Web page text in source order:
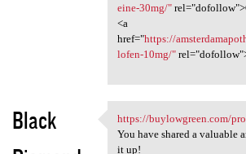
eine-30mg/"
<a
href="https://
lofen-10mg/"
Black
https://
https://buylowgreen.com/
You have shared a valuable
it up!